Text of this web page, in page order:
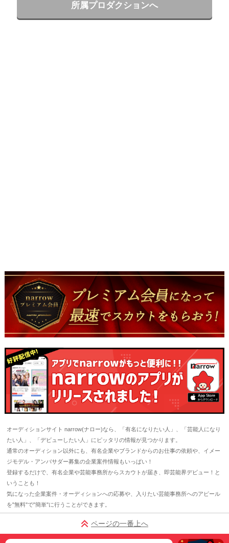
所属プロダクションへ
オーディションサイト narrow(ナロー)なら、「有名になりたい人」、「芸能人になり
たい人」、「デビューしたい人」にピッタリの情報が見つかります。
通常のオーディション以外にも、有名企業やブランドからのお仕事の依頼や、イメー
ジモデル・アンバサダー募集の企業案件情報もいっぱい！
登録するだけで、有名企業や芸能事務所からスカウトが届き、即芸能界デビュー！と
いうことも！
気になった企業案件・オーディションへの応募や、入りたい芸能事務所へのアピール
を"無料"で"簡単"に行うことができます。
ページの一番上へ